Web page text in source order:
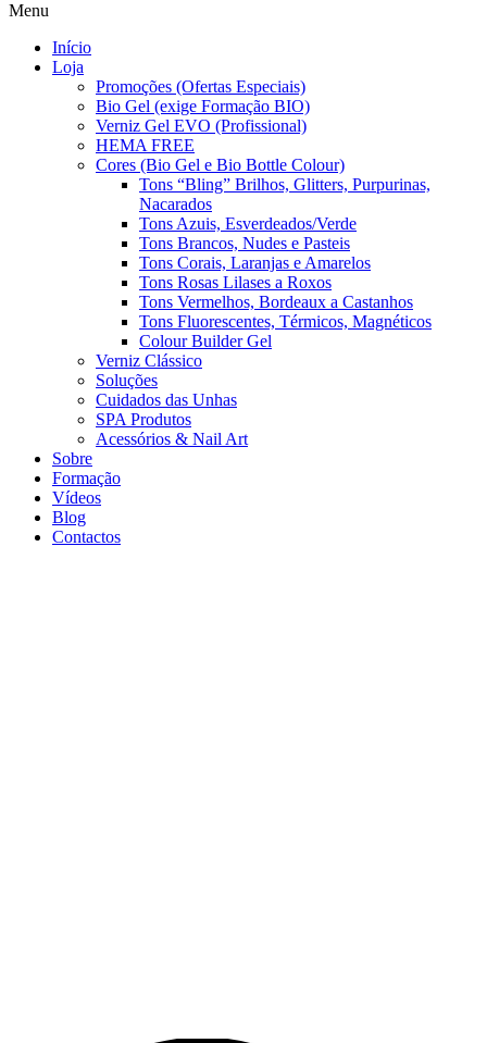
Menu
Início
Loja
Promoções (Ofertas Especiais)
Bio Gel (exige Formação BIO)
Verniz Gel EVO (Profissional)
HEMA FREE
Cores (Bio Gel e Bio Bottle Colour)
Tons “Bling” Brilhos, Glitters, Purpurinas,
Nacarados
Tons Azuis, Esverdeados/Verde
Tons Brancos, Nudes e Pasteis
Tons Corais, Laranjas e Amarelos
Tons Rosas Lilases a Roxos
Tons Vermelhos, Bordeaux a Castanhos
Tons Fluorescentes, Térmicos, Magnéticos
Colour Builder Gel
Verniz Clássico
Soluções
Cuidados das Unhas
SPA Produtos
Acessórios & Nail Art
Sobre
Formação
Vídeos
Blog
Contactos